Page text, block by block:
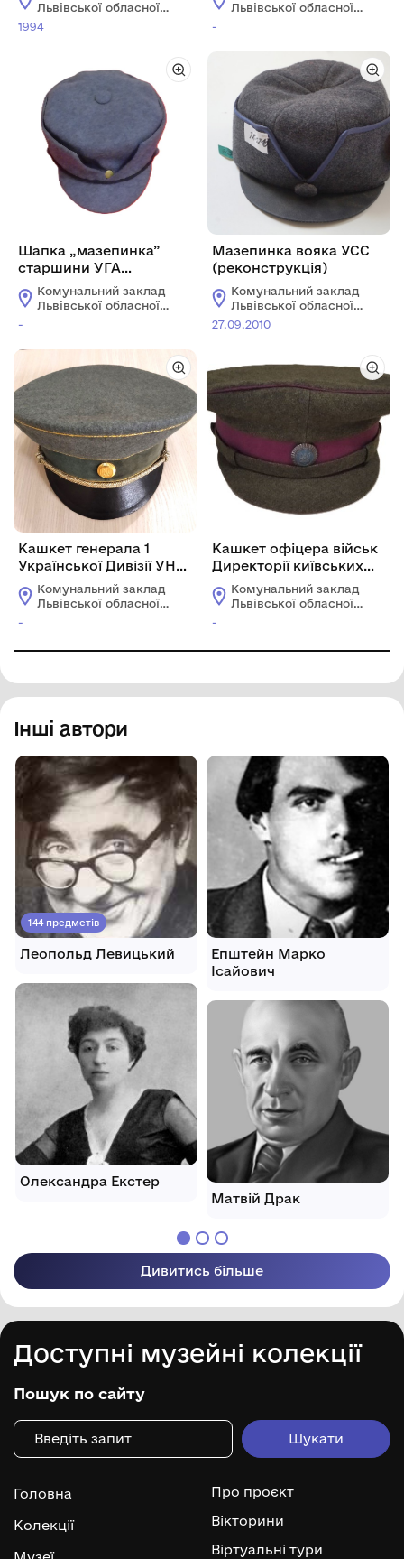
Львівської обласної
ради "Львівський
1994
Львівської обласної
-
Шапка „мазепинка”
старшини УГА
(реконструкція)
Комунальний заклад
Львівської обласної
-
Мазепинка вояка УСС
(реконструкція)
Комунальний заклад
Львівської обласної
ради "Львівський
27.09.2010
Кашкет генерала 1
Української Дивізії УНА
Павла Шандрука (копія
з оригіналу)
Комунальний заклад
Львівської обласної
-
Кашкет офіцера військ
Директорії київських
СС (реконструкція)
Комунальний заклад
Львівської обласної
-
Інші автори
144 предметів
Леопольд Левицький
Олександра Екстер
Епштейн Марко
Ісайович
Матвій Драк
Дивитись більше
Доступні музейні колекції
Пошук по сайту
Головна
Колекції
Про проєкт
Вікторини
Віртуальні тури